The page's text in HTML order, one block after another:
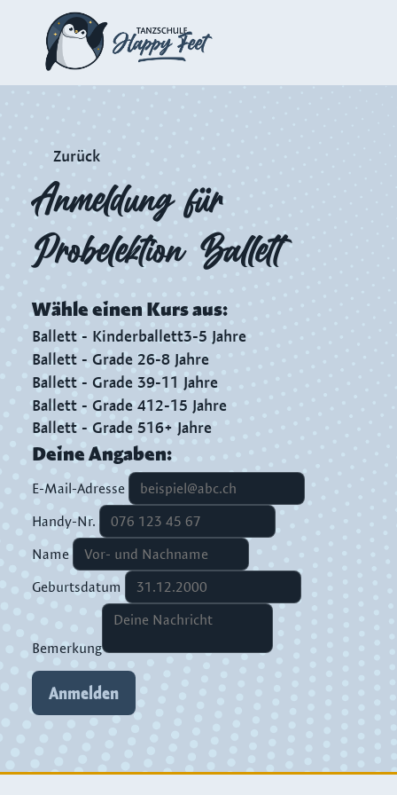
Zurück
Anmeldung für
Probelektion Ballett
Wähle einen Kursaus:
Ballett - Kinderballett3-5 Jahre
Ballett - Grade 26-8 Jahre
Ballett - Grade 39-11 Jahre
Ballett - Grade 412-15 Jahre
Ballett - Grade 516+ Jahre
Deine Angaben:
E-Mail-Adresse
Handy-Nr.
Name
Geburtsdatum
Bemerkung
Anmelden